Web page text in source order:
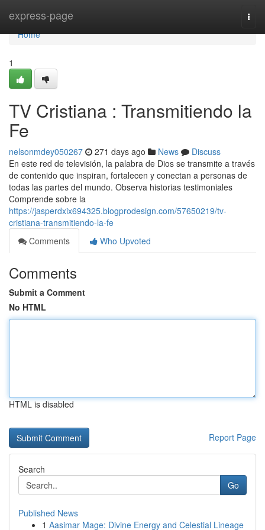
express-page
Home
Home
1
TV Cristiana : Transmitiendo la
Fe
nelsonmdey050267 271 days ago News
Discuss
En este red de televisión, la palabra de Dios se transmite a través
de contenido que inspiran, fortalecen y conectan a personas de
todas las partes del mundo. Observa historias testimoniales
Comprende sobre la
https://jasperdxix694325.blogprodesign.com/57650219/tv-
cristiana-transmitiendo-la-fe
Comments
Who Upvoted
Comments
Submit a Comment
No HTML
HTML is disabled
Report Page
Search
Go
Published News
1 Aasimar Mage: Divine Energy and Celestial Lineage